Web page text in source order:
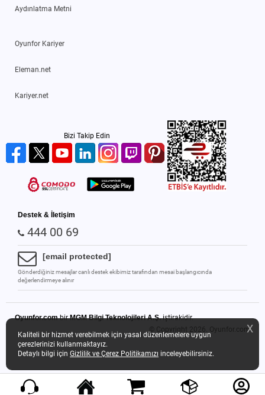
X
Kaliteli bir hizmet verebilmek için yasal düzenlemelere uygun
çerezlerinizi kullanmaktayız.
Detaylı bilgi için Gizlilik ve Çerez Politikamızı inceleyebilirsiniz.
Aydınlatma Metni
Oyunfor Kariyer
Eleman.net
Kariyer.net
Bizi Takip Edin
Destek & İletişim
444 00 69
[email protected]
Gönderdiğiniz mesajlar canlı destek ekibimiz tarafından mesai başlangıcında
değerlendirmeye alınır
Oyunfor.combirMGM Bilgi Teknolojileri A.Ş.iştirakidir.
© Copyright 2026. Oyunfor.com